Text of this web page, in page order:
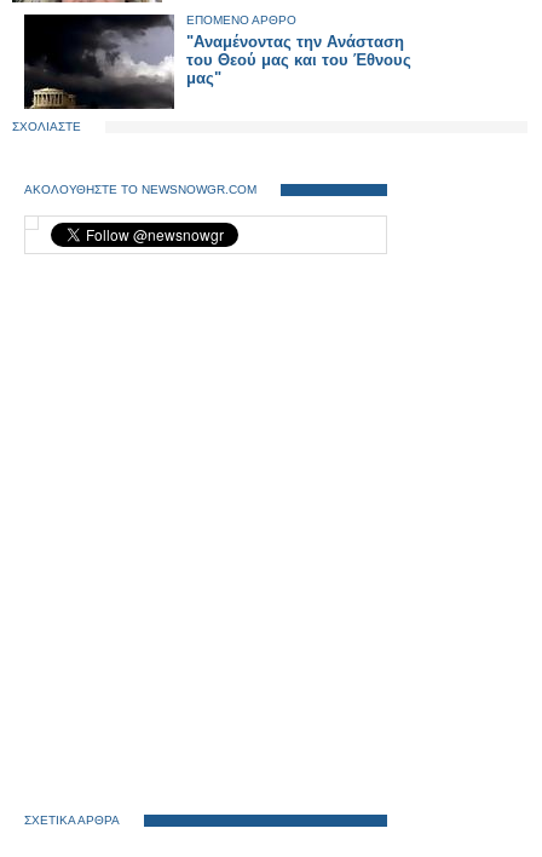
ΕΠΟΜΕΝΟ ΑΡΘΡΟ
"Αναμένοντας την Ανάσταση
του Θεού μας και του Έθνους
μας"
ΣΧΟΛΙΑΣΤΕ
ΑΚΟΛΟΥΘΗΣΤΕ ΤΟ NEWSNOWGR.COM
ΣΧΕΤΙΚΑ ΑΡΘΡΑ